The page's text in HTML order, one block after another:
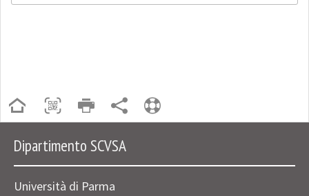
Dipartimento SCVSA
Università di Parma